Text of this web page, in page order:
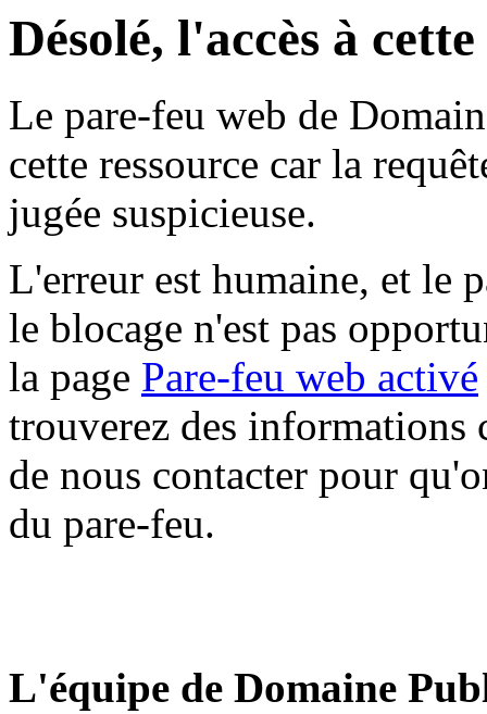
Désolé, l'accès à
Le pare-feu web de
cette ressource car la
jugée suspicieuse.
L'erreur est humaine, et le
le blocage n'est pas
la page Pare-feu web activé
trouverez des informations
de nous contacter pour
du pare-feu.
L'équipe de Domaine